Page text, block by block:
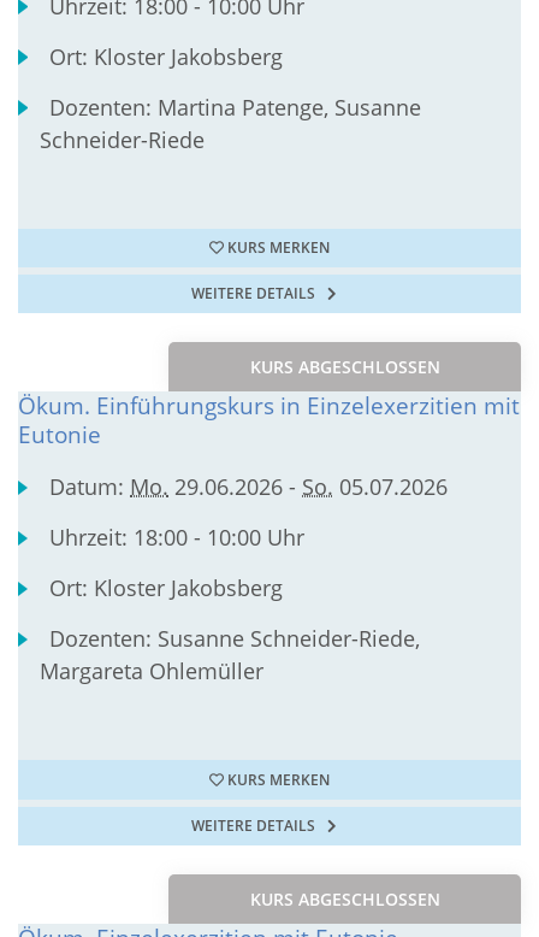
Ort: Kloster Jakobsberg
Dozenten: Martina Patenge, Susanne
Schneider-Riede
KURS MERKEN
WEITERE DETAILS
KURS ABGESCHLOSSEN
Ökum. Einführungskurs in Einzelexerzitien mit
Eutonie
Datum: Mo. 29.06.2026 - So. 05.07.2026
Uhrzeit: 18:00 - 10:00 Uhr
Ort: Kloster Jakobsberg
Dozenten: Susanne Schneider-Riede,
Margareta Ohlemüller
KURS MERKEN
WEITERE DETAILS
KURS ABGESCHLOSSEN